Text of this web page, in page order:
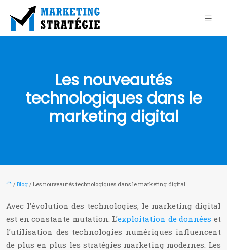
Les nouveautés
technologiques dans le
marketing digital
/ Blog / Les nouveautés technologiques dans le marketing digital
Avec l’évolution des technologies, le marketing digital
est en constante mutation. L’exploitation de données et
l’utilisation des technologies numériques influencent
de plus en plus les stratégies marketing modernes. Les